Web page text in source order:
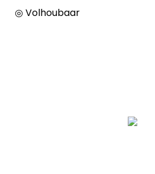
◎ Volhoubaar